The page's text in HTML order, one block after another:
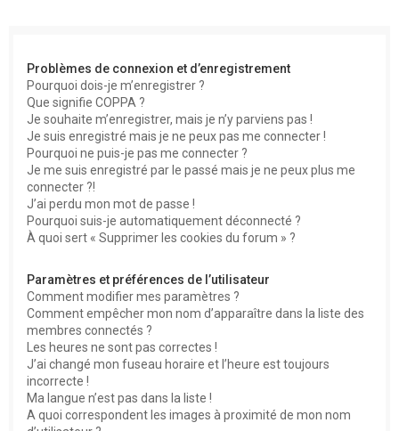
Problèmes de connexion et d’enregistrement
Pourquoi dois-je m’enregistrer ?
Que signifie COPPA ?
Je souhaite m’enregistrer, mais je n’y parviens pas !
Je suis enregistré mais je ne peux pas me connecter !
Pourquoi ne puis-je pas me connecter ?
Je me suis enregistré par le passé mais je ne peux plus me
connecter ?!
J’ai perdu mon mot de passe !
Pourquoi suis-je automatiquement déconnecté ?
À quoi sert « Supprimer les cookies du forum » ?
Paramètres et préférences de l’utilisateur
Comment modifier mes paramètres ?
Comment empêcher mon nom d’apparaître dans la liste des
membres connectés ?
Les heures ne sont pas correctes !
J’ai changé mon fuseau horaire et l’heure est toujours
incorrecte !
Ma langue n’est pas dans la liste !
A quoi correspondent les images à proximité de mon nom